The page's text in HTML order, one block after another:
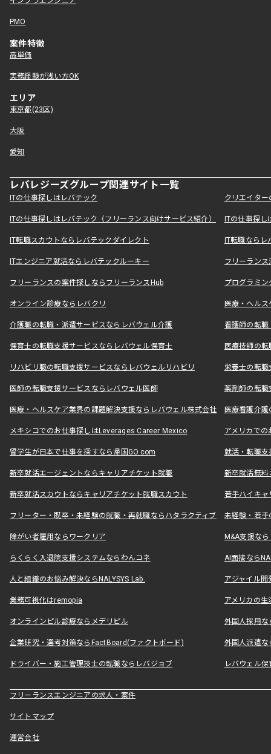
PMO
案件特徴
高単価
実務経験が浅い方OK
エリア
東京都(23区)
大阪
愛知
レバレジーズグループ関連サイト一覧
ITの仕事探しはレバテック クリエイタ
ITの仕事探しはレバテック（フリーランス向けサービス紹介） ITの仕事探
IT転職スカウトならレバテックダイレクト IT転職なら
ITエンジニア就活ならレバテックルーキー フリーラン
フリーランスの案件探しならフリーランスHub プログラミ
オンライン診療ならレバクリ 医療・ヘル
介護職の転職・派遣サービスならレバウェル介護 看護師の転
保育士の転職支援サービスならレバウェル保育士 医療技師の
リハビリ職の転職支援サービスならレバウェルリハビリ 栄養士の転
医師の転職支援サービスならレバウェル医師 薬剤師の転
医療・ヘルスケア業界の課題解決支援ならレバウェル株式会社 医療看護介
メキシコでのお仕事探しはLeverages Career Mexico アメリカで
留学生が日本で仕事を探すなら帰国GO.com 就活・転職
新卒就活エージェントならキャリアチケット就職 新卒就活無料
新卒就活スカウトならキャリアチケット就職スカウト 若手ハイキ
フリーター・既卒・未経験の就職・再就職ならハタラクティブ 未経験・若手
障がい者雇用ならワークリア M&A支援な
らくらく入退院支援システムならわんコネ AI面接なら
人と組織のお悩み解決ならNALYSYS Lab. アジャイル
業務可視化はremopia アメリカの
オンラインピル診療ならメデリピル 外国人採用
企業研究・選考対策ならFactBoard(ファクトボード) 外国人派遣な
ドライバー・施工管理技士の転職ならレバジョブ レバウェル
フリーランスエンジニアの求人・案件
サイトマップ
運営会社